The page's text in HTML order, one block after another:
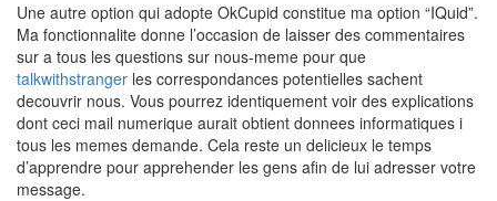
Une autre option qui adopte OkCupid constitue ma option “IQuid”.
Ma fonctionnalite donne l’occasion de laisser des commentaires
sur a tous les questions sur nous-meme pour que
talkwithstranger les correspondances potentielles sachent
decouvrir nous. Vous pourrez identiquement voir des explications
dont ceci mail numerique aurait obtient donnees informatiques i
tous les memes demande. Cela reste un delicieux le temps
d’apprendre pour apprehender les gens afin de lui adresser votre
message.